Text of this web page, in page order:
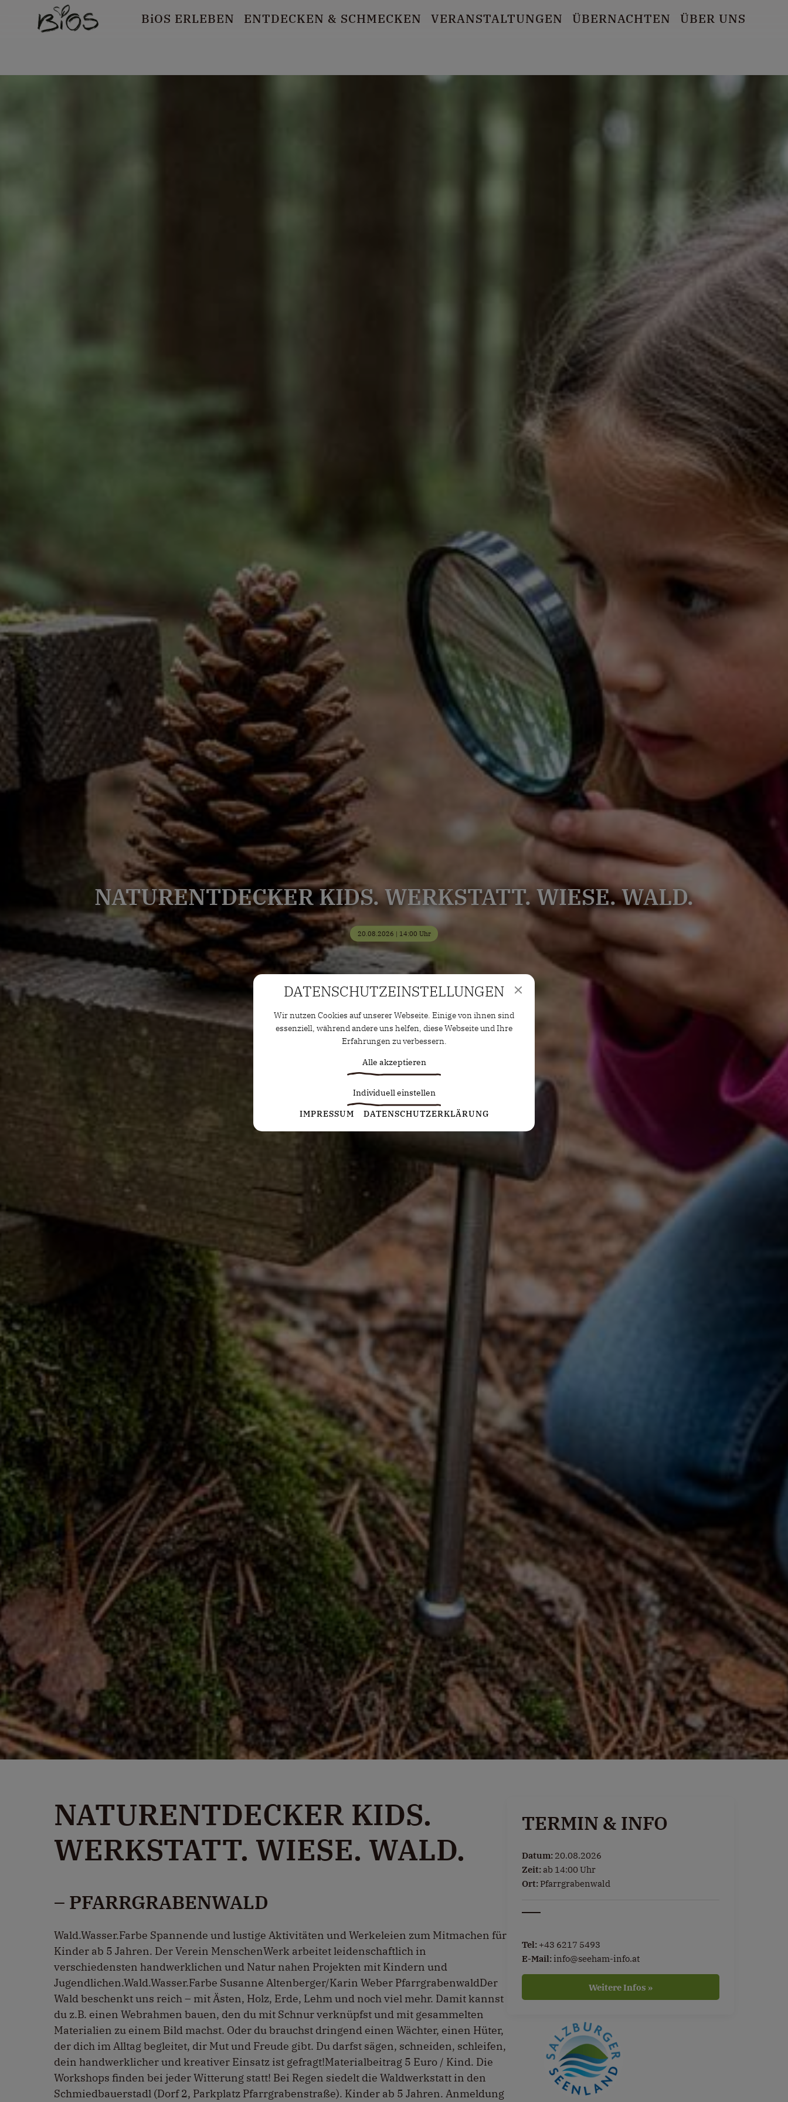
BiOS ERLEBEN ENTDECKEN & SCHMECKEN VERANSTALTUNGEN ÜBERNACHTEN ÜBER UNS
NATURENTDECKER KIDS. WERKSTATT. WIESE. WALD.
20.08.2026 | 14:00 Uhr
NATURENTDECKER KIDS.
WERKSTATT. WIESE. WALD.
– PFARRGRABENWALD
Wald.Wasser.Farbe Spannende und lustige Aktivitäten und Werkeleien zum Mitmachen für
Kinder ab 5 Jahren. Der Verein MenschenWerk arbeitet leidenschaftlich in
verschiedensten handwerklichen und Natur nahen Projekten mit Kindern und
Jugendlichen.Wald.Wasser.Farbe Susanne Altenberger/Karin Weber PfarrgrabenwaldDer
Wald beschenkt uns reich – mit Ästen, Holz, Erde, Lehm und noch viel mehr. Damit kannst
du z.B. einen Webrahmen bauen, den du mit Schnur verknüpfst und mit gesammelten
Materialien zu einem Bild machst. Oder du brauchst dringend einen Wächter, einen Hüter,
der dich im Alltag begleitet, dir Mut und Freude gibt. Du darfst sägen, schneiden, schleifen,
dein handwerklicher und kreativer Einsatz ist gefragt!Materialbeitrag 5 Euro / Kind. Die
Workshops finden bei jeder Witterung statt! Bei Regen siedelt die Waldwerkstatt in den
Schmiedbauerstadl (Dorf 2, Parkplatz Pfarrgrabenstraße). Kinder ab 5 Jahren. Anmeldung
TERMIN & INFO
Datum: 20.08.2026
Zeit: ab 14:00 Uhr
Ort: Pfarrgrabenwald
Tel: +43 6217 5493
E-Mail:info@seeham-info.at
Weitere Infos »
DATENSCHUTZ­EINSTELLUNGEN
Wir nutzen Cookies auf unserer Webseite. Einige von ihnen sind
essenziell, während andere uns helfen, diese Webseite und Ihre
Erfahrungen zu verbessern.
Alle akzeptieren
Individuell einstellen
Statistiken
Diese Cookies erfassen anonyme Statistiken. Diese
Informationen helfen uns zu verstehen, wie wir unsere Website
Marketing Cookies werden von Drittanbietern oder Publishern
verwendet, um personalisierte Werbung anzuzeigen. Sie tun
dies, indem sie Besucher über Websites hinweg verfolgen.
Google Tag Manager
Externe Medien
Wenn Cookies von externen Medien akzeptiert werden, bedarf
der Zugriff auf externe Inhalte keiner manuellen Zustimmung
mehr.
Google Maps
Eingebettete Inhalte
IMPRESSUM DATENSCHUTZERKLÄRUNG